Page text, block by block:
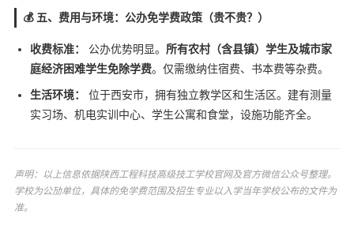
💰 五、费用与环境：公办免学费政策（贵不贵？）
收费标准： 公办优势明显。 所有农村（含县镇）学生及城市家
庭经济困难学生免除学费。仅需缴纳住宿费、书本费等杂费。
生活环境：
位于西安市，拥有独立教学区和生活区。建有测量
实习场、机电实训中心、学生公寓和食堂，设施功能齐全。
声明：以上信息依据陕西工程科技高级技工学校官网及官方微信公众号整理。
学校为公劢单位，具体的免学费范围及招生专业以入学当年学校公布的文件为
准。